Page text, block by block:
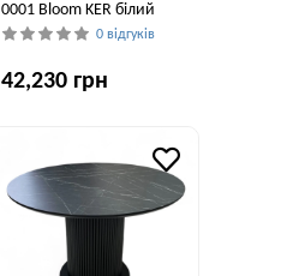
0001 Bloom KER білий
0 відгуків
42,230 грн